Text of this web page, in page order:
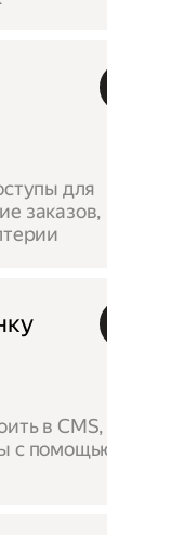
для
заказов,
в CMS,
с помощью